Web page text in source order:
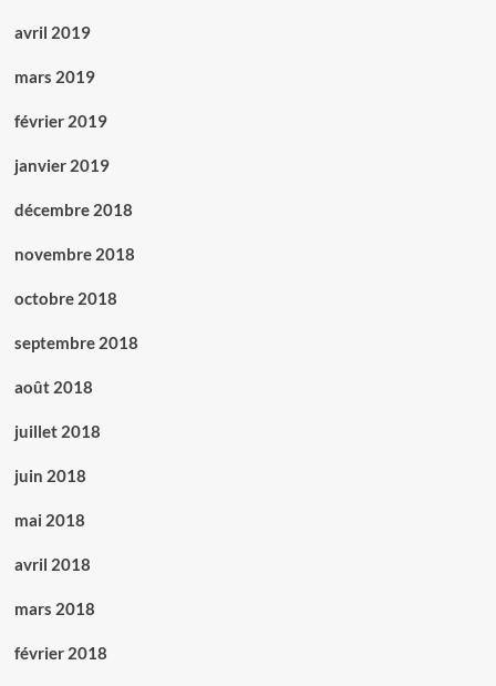
avril 2019
mars 2019
février 2019
janvier 2019
décembre 2018
novembre 2018
octobre 2018
septembre 2018
août 2018
juillet 2018
juin 2018
mai 2018
avril 2018
mars 2018
février 2018